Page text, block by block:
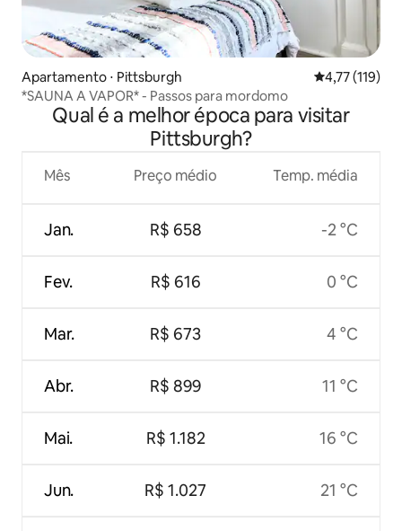
Apartamento ⋅ Pittsburgh 4,77 de uma
4,77 (119)
*SAUNA A VAPOR* - Passos para mordomo
Qual é a melhor época para visitar
Pittsburgh?
Mês
Jan.
Fev.
Mar.
Abr.
Mai.
Jun.
Preço médio
R$ 658
R$ 616
R$ 673
R$ 899
R$ 1.182
R$ 1.027
Temp. média
-2 °C
0 °C
4 °C
11 °C
16 °C
21 °C